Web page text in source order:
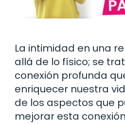
La intimidad en una
allá de lo físico; se
conexión profunda
enriquecer nuestra
de los aspectos que
mejorar esta